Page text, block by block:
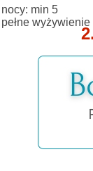
min 5
wyżywienie